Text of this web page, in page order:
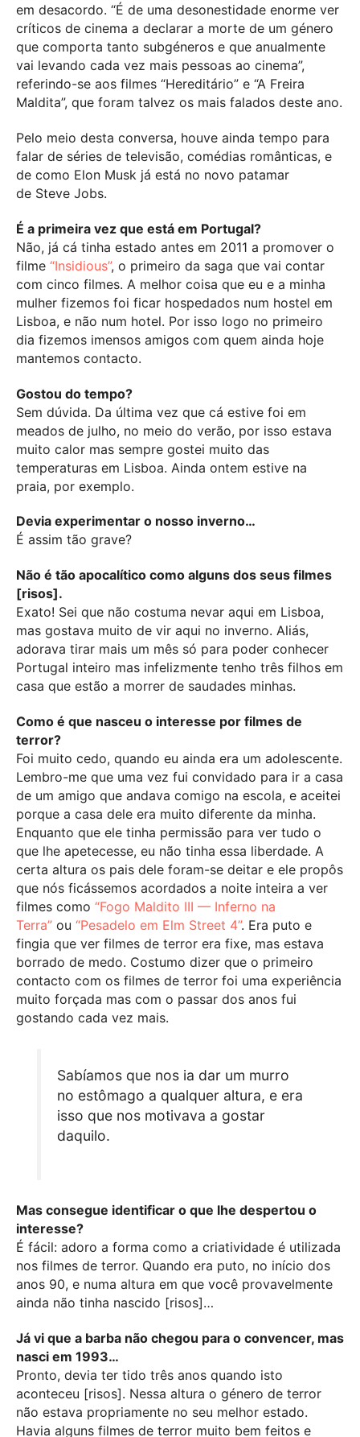
em desacordo. “É de uma desonestidade enorme ver
críticos de cinema a declarar a morte de um género
que comporta tanto subgéneros e que anualmente
vai levando cada vez mais pessoas ao cinema”,
referindo-se aos filmes “Hereditário” e “A Freira
Maldita”, que foram talvez os mais falados deste ano.
Pelo meio desta conversa, houve ainda tempo para
falar de séries de televisão, comédias românticas, e
de como Elon Musk já está no novo patamar
de Steve Jobs.
É a primeira vez que está em Portugal?
Não, já cá tinha estado antes em 2011 a promover o
filme “Insidious”, o primeiro da saga que vai contar
com cinco filmes. A melhor coisa que eu e a minha
mulher fizemos foi ficar hospedados num hostel em
Lisboa, e não num hotel. Por isso logo no primeiro
dia fizemos imensos amigos com quem ainda hoje
mantemos contacto.
Gostou do tempo?
Sem dúvida. Da última vez que cá estive foi em
meados de julho, no meio do verão, por isso estava
muito calor mas sempre gostei muito das
temperaturas em Lisboa. Ainda ontem estive na
praia, por exemplo.
Devia experimentar o nosso inverno…
É assim tão grave?
Não é tão apocalítico como alguns dos seus filmes
[risos].
Exato! Sei que não costuma nevar aqui em Lisboa,
mas gostava muito de vir aqui no inverno. Aliás,
adorava tirar mais um mês só para poder conhecer
Portugal inteiro mas infelizmente tenho três filhos em
casa que estão a morrer de saudades minhas.
Como é que nasceu o interesse por filmes de
terror?
Foi muito cedo, quando eu ainda era um adolescente.
Lembro-me que uma vez fui convidado para ir a casa
de um amigo que andava comigo na escola, e aceitei
porque a casa dele era muito diferente da minha.
Enquanto que ele tinha permissão para ver tudo o
que lhe apetecesse, eu não tinha essa liberdade. A
certa altura os pais dele foram-se deitar e ele propôs
que nós ficássemos acordados a noite inteira a ver
filmes como “Fogo Maldito III — Inferno na
Terra” ou “Pesadelo em Elm Street 4”. Era puto e
fingia que ver filmes de terror era fixe, mas estava
borrado de medo. Costumo dizer que o primeiro
contacto com os filmes de terror foi uma experiência
muito forçada mas com o passar dos anos fui
gostando cada vez mais.
Sabíamos que nos ia dar um murro
no estômago a qualquer altura, e era
isso que nos motivava a gostar
daquilo.
Mas consegue identificar o que lhe despertou o
interesse?
É fácil: adoro a forma como a criatividade é utilizada
nos filmes de terror. Quando era puto, no início dos
anos 90, e numa altura em que você provavelmente
ainda não tinha nascido [risos]…
Já vi que a barba não chegou para o convencer, mas
nasci em 1993…
Pronto, devia ter tido três anos quando isto
aconteceu [risos]. Nessa altura o género de terror
não estava propriamente no seu melhor estado.
Havia alguns filmes de terror muito bem feitos e